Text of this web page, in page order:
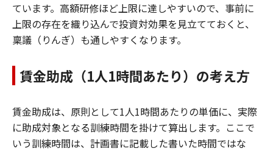
ています。高額研修ほど上限に達しやすいので、事前に
上限の存在を織り込んで投資対効果を見立てておくと、
稟議（りんぎ）も通しやすくなります。
賃金助成（1人1時間あたり）の考え方
賃金助成は、原則として1人1時間あたりの単価に、実際
に助成対象となる訓練時間を掛けて算出します。ここで
いう訓練時間は、計画書に記載した書いた時間ではな